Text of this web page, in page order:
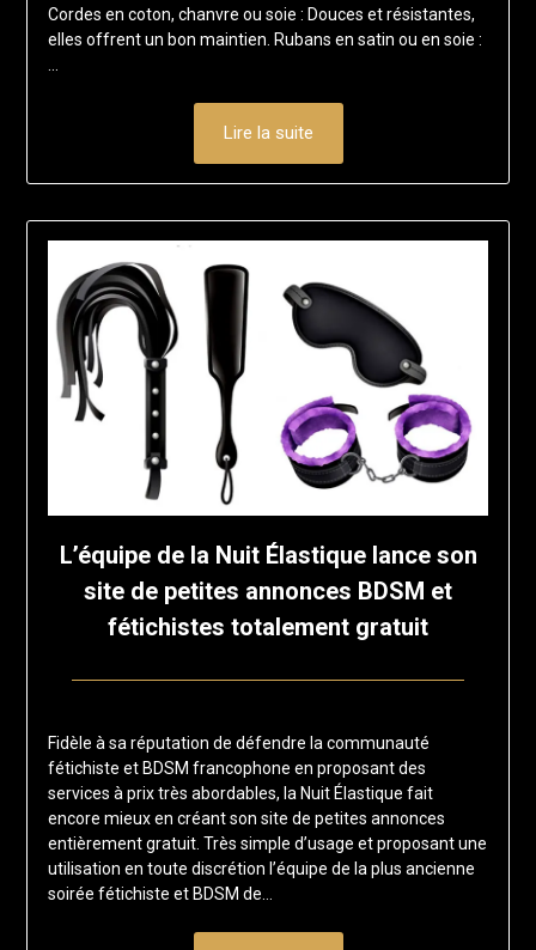
Cordes en coton, chanvre ou soie : Douces et résistantes,
elles offrent un bon maintien. Rubans en satin ou en soie :
Lire la suite
L’équipe de la Nuit Élastique lance son
site de petites annonces BDSM et
fétichistes totalement gratuit
3
février
2025
Fidèle à sa réputation de défendre la communauté
fétichiste et BDSM francophone en proposant des
services à prix très abordables, la Nuit Élastique fait
encore mieux en créant son site de petites annonces
entièrement gratuit. Très simple d’usage et proposant une
utilisation en toute discrétion l’équipe de la plus ancienne
soirée fétichiste et BDSM de…